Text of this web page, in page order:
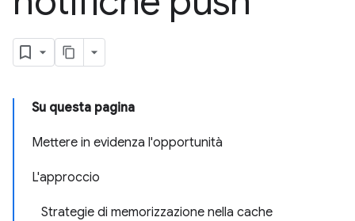
Su questa pagina
Mettere in evidenza l'opportunità
L'approccio
Strategie di memorizzazione nella cache